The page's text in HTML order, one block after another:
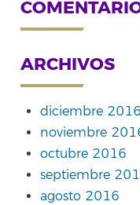
ARCHIVOS
diciembre 2016
noviembre
octubre 2016
septiembre
agosto 2016